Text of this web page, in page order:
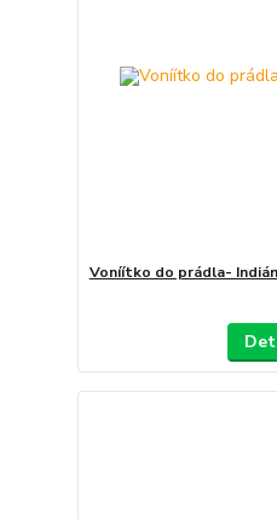
Voníítko do prádla-